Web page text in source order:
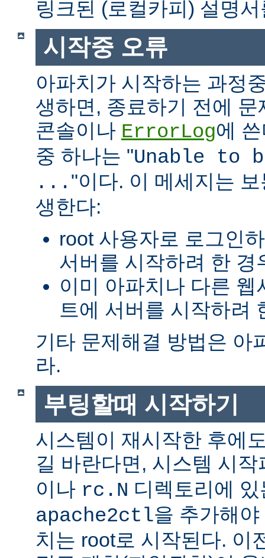
링크된 (로컬카피) 설명
시작중 오류
아파치가 시작하는 과정
생하면, 종료하기 전에
콘솔이나 ErrorLog에
중 하나는 "Unable to
... "이다. 이 메세지는
생한다:
root 사용자로 로그인
서버를 시작하려 한 경
이미 아파치나 다른
트에 서버를 시작하려
기타 문제해결 방법은 아
라.
부팅할때 시작하기
시스템이 재시작한 후에
길 바란다면, 시스템 시
이나 rc.N 디렉토리에
apache2ctl을 추가해
치는 root로 시작된다. 이